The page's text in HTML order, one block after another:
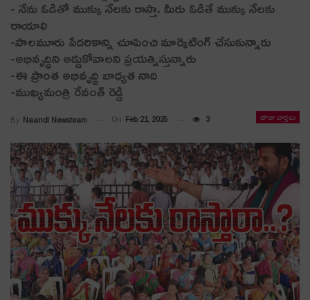
- నేను ఓడితో ముక్కు నేలకు రాస్తా. మీరు ఓడితే ముక్కు నేలకు
రాయాలి
-పాలమూరు పేదరికాన్ని చూపించి మార్కెటింగ్ చేసుకున్నారు
-అభివృద్ధిని అడ్డుకోవాలని ప్రయత్నిస్తున్నారు
-ఈ ప్రాంత అభివృద్ది బాధ్య‌త నాది
-ముఖ్య‌మంత్రి రేవంత్ రెడ్డి
తాజా వార్తలు
By Naandi Newsteam On Feb 21, 2025 3